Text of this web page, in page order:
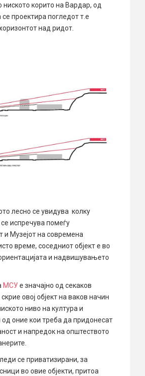
ниското корито на Вардар, од
проектира погледот т.е
над ридот.
лесно се увидува колку
се испречува помеѓу
и Музејот на современа
време, соседниот објект е во
и надвишувањето
МСУе значајно од секаков
овој објект на ваков начин
ниво на култура и
од оние кои треба да придонесат
и напредок на општеството
се приватизирани, за
во овие објекти, притоа